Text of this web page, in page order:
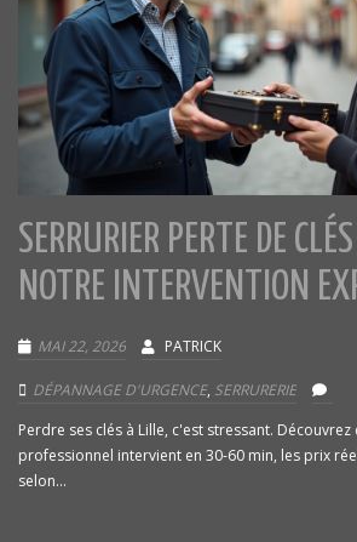
SERRURIER PERTE DE
NOTRE INTERVENTION
MAI 22, 2026 PATRICK
DÉPANNAGE D'URGENCE, SERRURERIE
Perdre ses clés à Lille, c'est stressant.
professionnel intervient en 30-60 min, les prix
selon...